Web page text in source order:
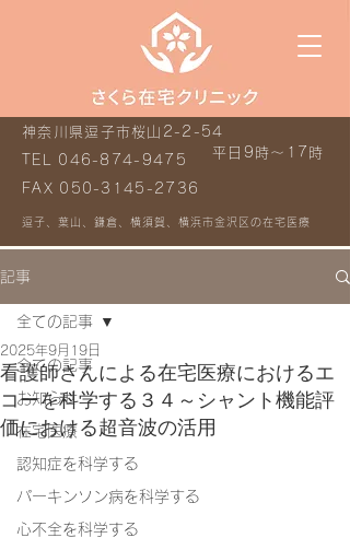
平日9時～17時
神奈川県逗子市桜山2-2-54
TEL 046-874-9475
FAX 050-3145-2736
逗子、葉山、鎌倉、横須賀、横浜市金沢区の在宅医療
記事
全ての記事
お知らせ
在宅医療
認知症を科学する
パーキンソン病を科学する
心不全を科学する
全ての記事
看護師さんによる在宅医療におけるエ
コーを科学する３４～シャント機能評
価における超音波の活用
2025年9月19日